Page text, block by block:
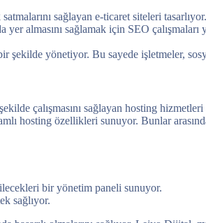
sağlayan e-ticaret siteleri
almasını sağlamak için SEO
şekilde yönetiyor. Bu sayede işletmeler,
çalışmasını sağlayan hosting hizmetleri
hosting özellikleri sunuyor. Bunlar
bir yönetim paneli sunuyor.
sağlıyor.